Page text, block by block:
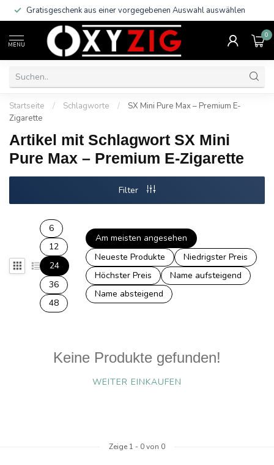
Gratisgeschenk aus einer vorgegebenen Auswahl auswählen
MENU
0
Startseite / Schlagworte /
SX Mini Pure Max – Premium E-
Zigarette
Artikel mit Schlagwort SX Mini
Pure Max – Premium E-Zigarette
Filter
6
12
24
36
48
Am meisten angesehen
Neueste Produkte
Niedrigster Preis
Höchster Preis
Name aufsteigend
Name absteigend
Keine Produkte gefunden!
WEITER EINKAUFEN
Zeige 1 - 0von 0